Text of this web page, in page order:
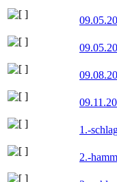
1.-
2.-